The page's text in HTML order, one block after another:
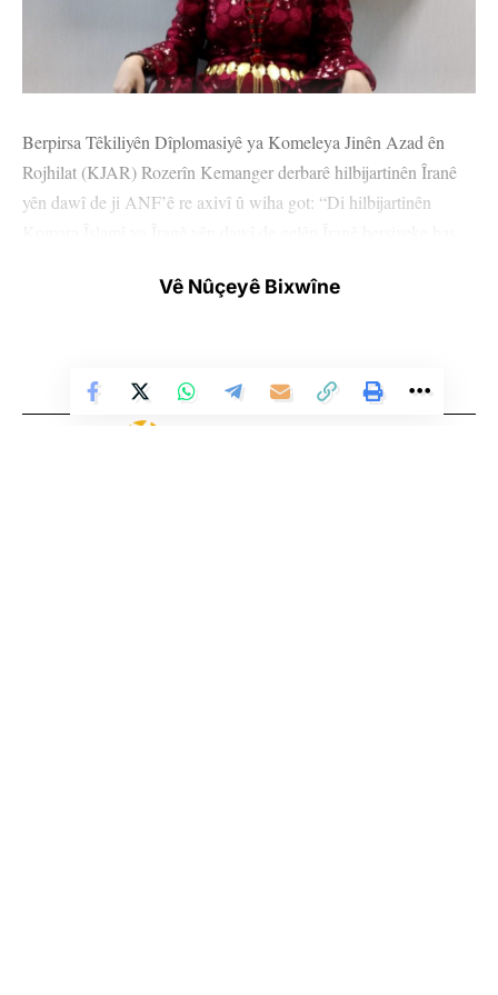
Berpirsa Têkiliyên Dîplomasiyê ya Komeleya Jinên Azad ên
Rojhilat (KJAR) Rozerîn Kemanger derbarê hilbijartinên Îranê
yên dawî de ji ANF’ê re axivî û wiha got: “Di hilbijartinên
berdewambûna wê desthilatê lê nadin ku destên wê bi xwîna jin
Civaka Îranê civakeke hişyar e, careke din neçûn û dengê xwe
nedan heman desthilatdariyê.”
Vê Nûçeyê Bixwîne